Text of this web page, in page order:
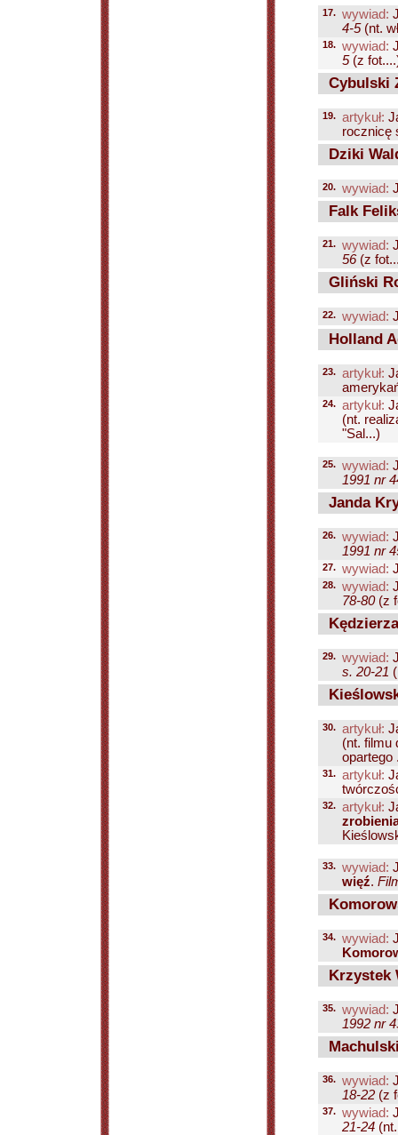
17. wywiad:
4-5(nt.
18. wywiad:
5(z
Cybulski
19. artykuł:
rocznicę
Dziki
20. wywiad:
Falk
21. wywiad:
56(z
Gliński
22. wywiad:
Holland
23. artykuł:
24. artykuł:
(nt.
"Sal...)
25. wywiad:
1991 nr
Janda
26. wywiad:
1991 nr
27. wywiad:
28. wywiad:
78-80(z
29. wywiad:
s. 20-21
30. artykuł:
(nt. filmu
opartego
31. artykuł:
32. artykuł:
33. wywiad:
więź.
34. wywiad:
Krzystek
35. wywiad:
1992 nr
36. wywiad:
18-22 (z
37. wywiad:
21-24